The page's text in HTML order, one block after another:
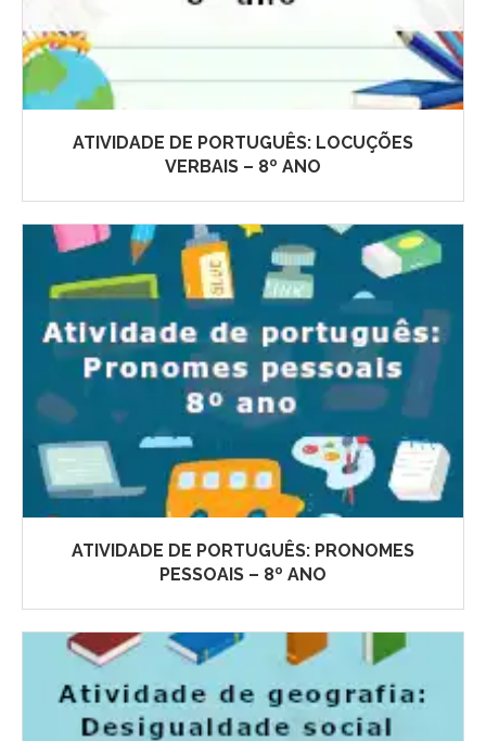
ATIVIDADE DE PORTUGUÊS: LOCUÇÕES
VERBAIS – 8º ANO
ATIVIDADE DE PORTUGUÊS: PRONOMES
PESSOAIS – 8º ANO